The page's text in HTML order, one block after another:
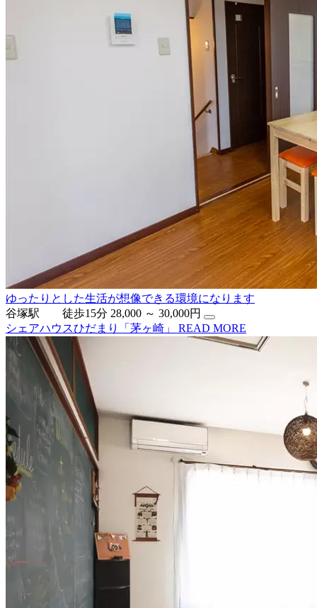
ゆったりとした生活が想像できる環境になります
谷塚駅 徒歩15分 28,000 ～ 30,000円
シェアハウスひだまり「茅ヶ崎」
READ MORE